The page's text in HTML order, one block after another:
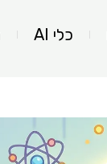
כלי AI